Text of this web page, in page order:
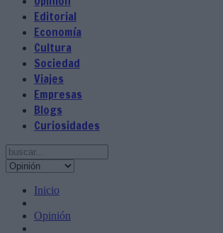
Editorial
Economía
Cultura
Sociedad
Viajes
Empresas
Blogs
Curiosidades
Inicio
Opinión